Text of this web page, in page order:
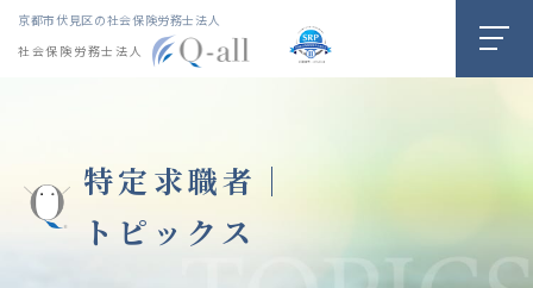
京都市伏見区の社会保険労務士法人
社会保険労務士法人
特定求職者｜
トピックス